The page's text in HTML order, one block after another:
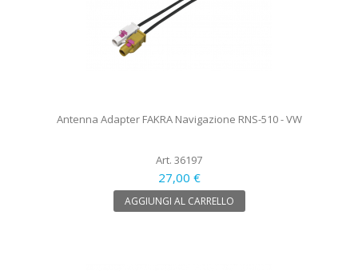
Antenna Adapter FAKRA Navigazione RNS-510 - VW
Art. 36197
27,00 €
AGGIUNGI AL CARRELLO